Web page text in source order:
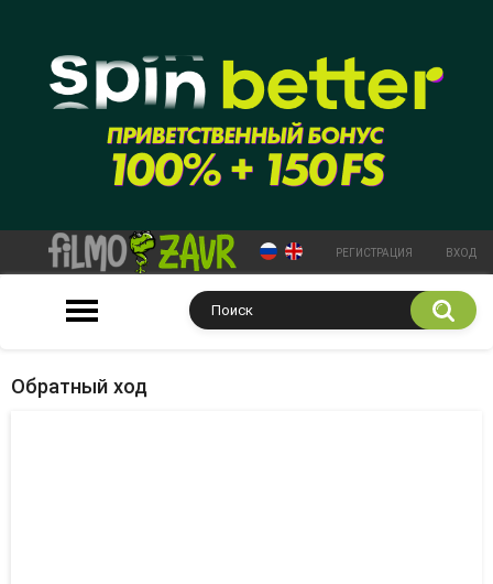
РЕГИСТРАЦИЯ ВХОД
Обратный ход